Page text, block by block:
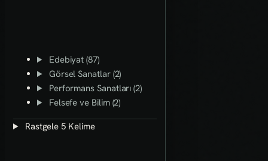
Edebiyat (87)
Görsel Sanatlar (2)
Performans Sanatları (2)
Felsefe ve Bilim (2)
Rastgele 5 Kelime